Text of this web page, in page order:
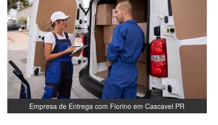
Empresa de Entrega com Fiorino em Cascavel PR